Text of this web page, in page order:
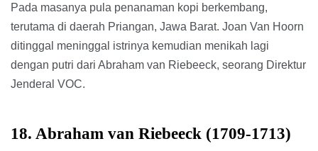
Pada masanya pula penanaman kopi berkembang,
terutama di daerah Priangan, Jawa Barat. Joan Van Hoorn
ditinggal meninggal istrinya kemudian menikah lagi
dengan putri dari Abraham van Riebeeck, seorang Direktur
Jenderal VOC.
18. Abraham van Riebeeck (1709-1713)